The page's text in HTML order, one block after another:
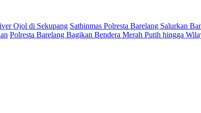
Ojol di Sekupang Satbinmas Polresta Barelang Salurkan
Polresta Barelang Bagikan Bendera Merah Putih hingga